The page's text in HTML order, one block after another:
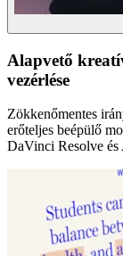
Alapvető
vezérlése
Zökkenőmentes
erőteljes beépülő
DaVinci Resolve